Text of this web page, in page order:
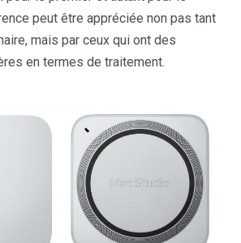
peut être appréciée non pas tant
mais par ceux qui ont des
en termes de traitement.